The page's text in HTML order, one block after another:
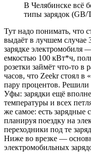
В Челябинске всё
типы зарядок (GB/
Тут надо понимать, что
выдаёт в лучшем случае
зарядке электромобиля
емкостью 100 кВт*ч,
розетки займёт что-то в
часов, что Zeekr стоял в
пару процентов. Решили
Уфы: зарядки ещё вполне
температуры и всех
же самое: есть
планируя поездку на
переходники под те
Ниже во врезке —
электромобильных